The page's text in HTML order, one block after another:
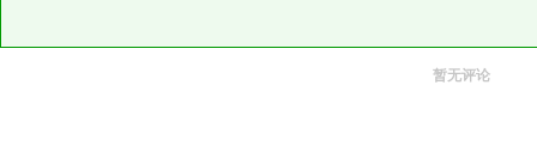
暂无评论